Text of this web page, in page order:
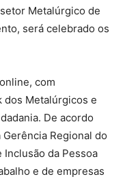
Metalúrgico de
será celebrado os
com
dos Metalúrgicos e
De acordo
Regional do
Inclusão da Pessoa
e de empresas